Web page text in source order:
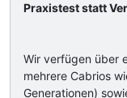
Praxistest statt
Wir verfügen über
mehrere Cabrios
Generationen)